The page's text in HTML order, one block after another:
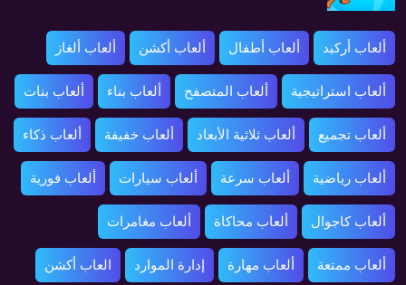
ألعاب أركيد ألعاب أطفال ألعاب أكشن ألعاب ألغاز
ألعاب استراتيجية ألعاب المتصفح ألعاب بناء ألعاب بنات
ألعاب تجميع ألعاب ثلاثية الأبعاد ألعاب خفيفة ألعاب ذكاء
ألعاب رياضية ألعاب سرعة ألعاب سيارات ألعاب فورية
ألعاب كاجوال ألعاب محاكاة ألعاب مغامرات
ألعاب ممتعة ألعاب مهارة إدارة الموارد العاب أكشن